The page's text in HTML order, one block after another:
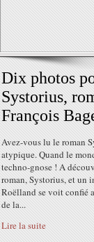
Dix photos
Systorius,
François
Avez-vous lu le roman
atypique. Quand le
techno-gnose ! A
roman, Systorius, et un
Roëlland se voit confié
de la...
Lire la suite